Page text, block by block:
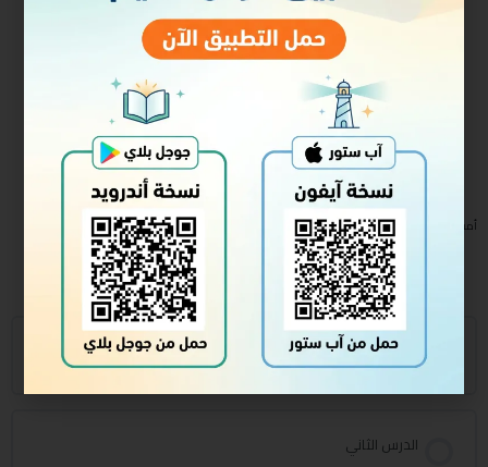
أمسيات تربوية صفات أولي الألباب تنزيل
محتوى الدورة
الدرس الأول
الدرس الثاني